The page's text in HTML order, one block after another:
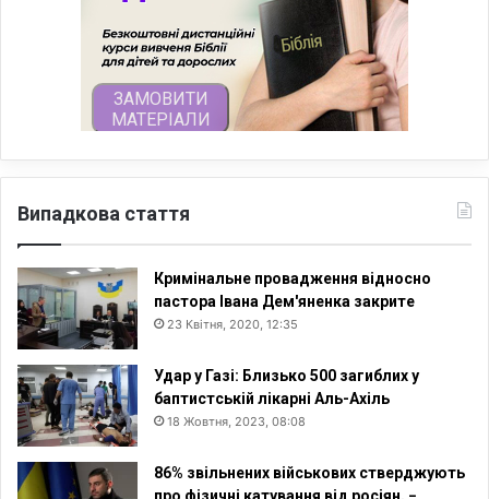
Випадкова стаття
Кримінальне провадження відносно
пастора Івана Дем'яненка закрите
23 Квітня, 2020, 12:35
Удар у Газі: Близько 500 загиблих у
баптистській лікарні Аль-Ахіль
18 Жовтня, 2023, 08:08
86% звільнених військових стверджують
про фізичні катування від росіян, −